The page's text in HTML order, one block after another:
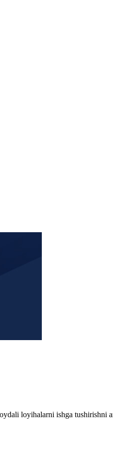
loyihalarni ishga tushirishni